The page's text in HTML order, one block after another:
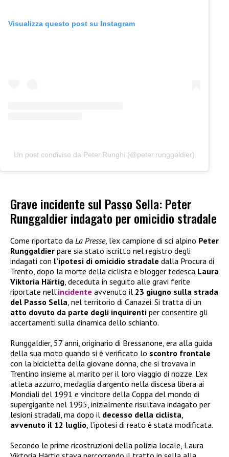
Visualizza questo post su Instagram
Un post condiviso da Peter.Runghi (@peter.runggaldier)
Grave incidente sul Passo Sella: Peter
Runggaldier indagato per omicidio stradale
Come riportato da La Presse, l’ex campione di sci alpino Peter
Runggaldier pare sia stato iscritto nel registro degli
indagati con l’ipotesi di omicidio stradale dalla Procura di
Trento, dopo la morte della ciclista e blogger tedesca Laura
Viktoria Härtig, deceduta in seguito alle gravi ferite
riportate nell’incidente avvenuto il 23 giugno sulla strada
del Passo Sella, nel territorio di Canazei. Si tratta di un
atto dovuto da parte degli inquirenti per consentire gli
accertamenti sulla dinamica dello schianto.
Runggaldier, 57 anni, originario di Bressanone, era alla guida
della sua moto quando si è verificato lo scontro frontale
con la bicicletta della giovane donna, che si trovava in
Trentino insieme al marito per il loro viaggio di nozze. L’ex
atleta azzurro, medaglia d’argento nella discesa libera ai
Mondiali del 1991 e vincitore della Coppa del mondo di
supergigante nel 1995, inizialmente risultava indagato per
lesioni stradali, ma dopo il decesso della ciclista,
avvenuto il 12 luglio, l’ipotesi di reato è stata modificata.
Secondo le prime ricostruzioni della polizia locale, Laura